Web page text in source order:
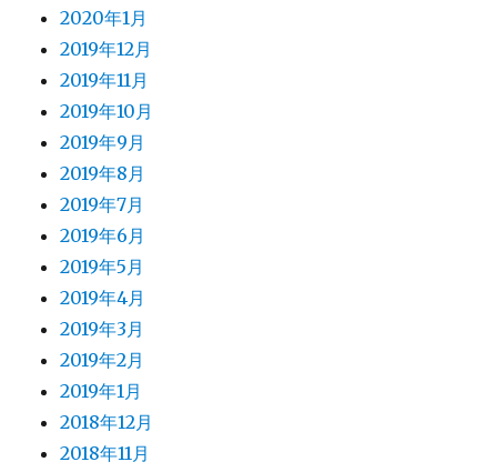
2020年1月
2019年12月
2019年11月
2019年10月
2019年9月
2019年8月
2019年7月
2019年6月
2019年5月
2019年4月
2019年3月
2019年2月
2019年1月
2018年12月
2018年11月